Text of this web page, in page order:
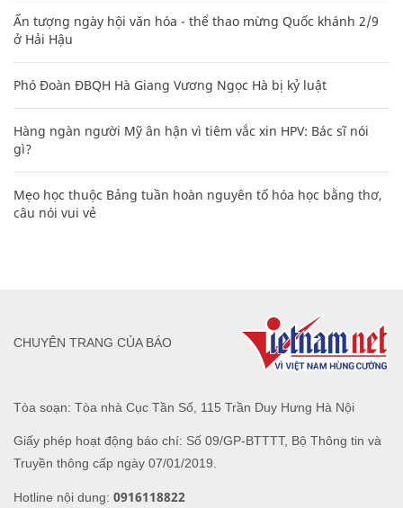
Ấn tượng ngày hội văn hóa - thể thao mừng Quốc khánh 2/9
ở Hải Hậu
Phó Đoàn ĐBQH Hà Giang Vương Ngọc Hà bị kỷ luật
Hàng ngàn người Mỹ ân hận vì tiêm vắc xin HPV: Bác sĩ nói
gì?
Mẹo học thuộc Bảng tuần hoàn nguyên tố hóa học bằng thơ,
câu nói vui vẻ
Tòa soạn: Tòa nhà Cục Tần Số, 115 Trần Duy Hưng Hà Nội
Giấy phép hoạt động báo chí: Số 09/GP-BTTTT, Bộ Thông tin và
Truyền thông cấp ngày 07/01/2019.
Hotline nội dung: 0916118822
CHUYÊN TRANG CỦA BÁO